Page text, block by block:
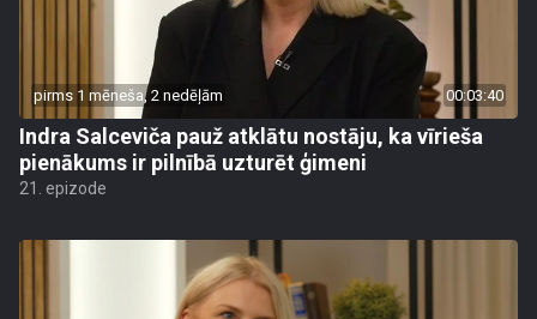
pirms 1 mēneša, 2 nedēļām 00:03:40
Indra Salceviča pauž atklātu nostāju, ka vīrieša
pienākums ir pilnībā uzturēt ģimeni
21. epizode